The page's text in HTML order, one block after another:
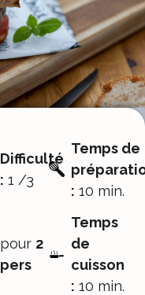
Difficulté
: 1 /3
Temps de
: 10 min.
pour 2
pers
Temps
de
cuisson
: 10 min.